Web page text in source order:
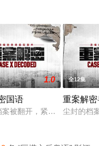
新一套處境劇，暫定叫
1.0
国语
案被翻开，紧张感扑面而来
全12集
重案解
尘封的档